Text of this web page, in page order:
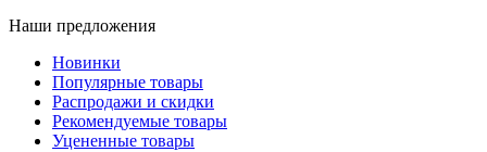
Наши предложения
Новинки
Популярные товары
Распродажи и скидки
Рекомендуемые товары
Уцененные товары